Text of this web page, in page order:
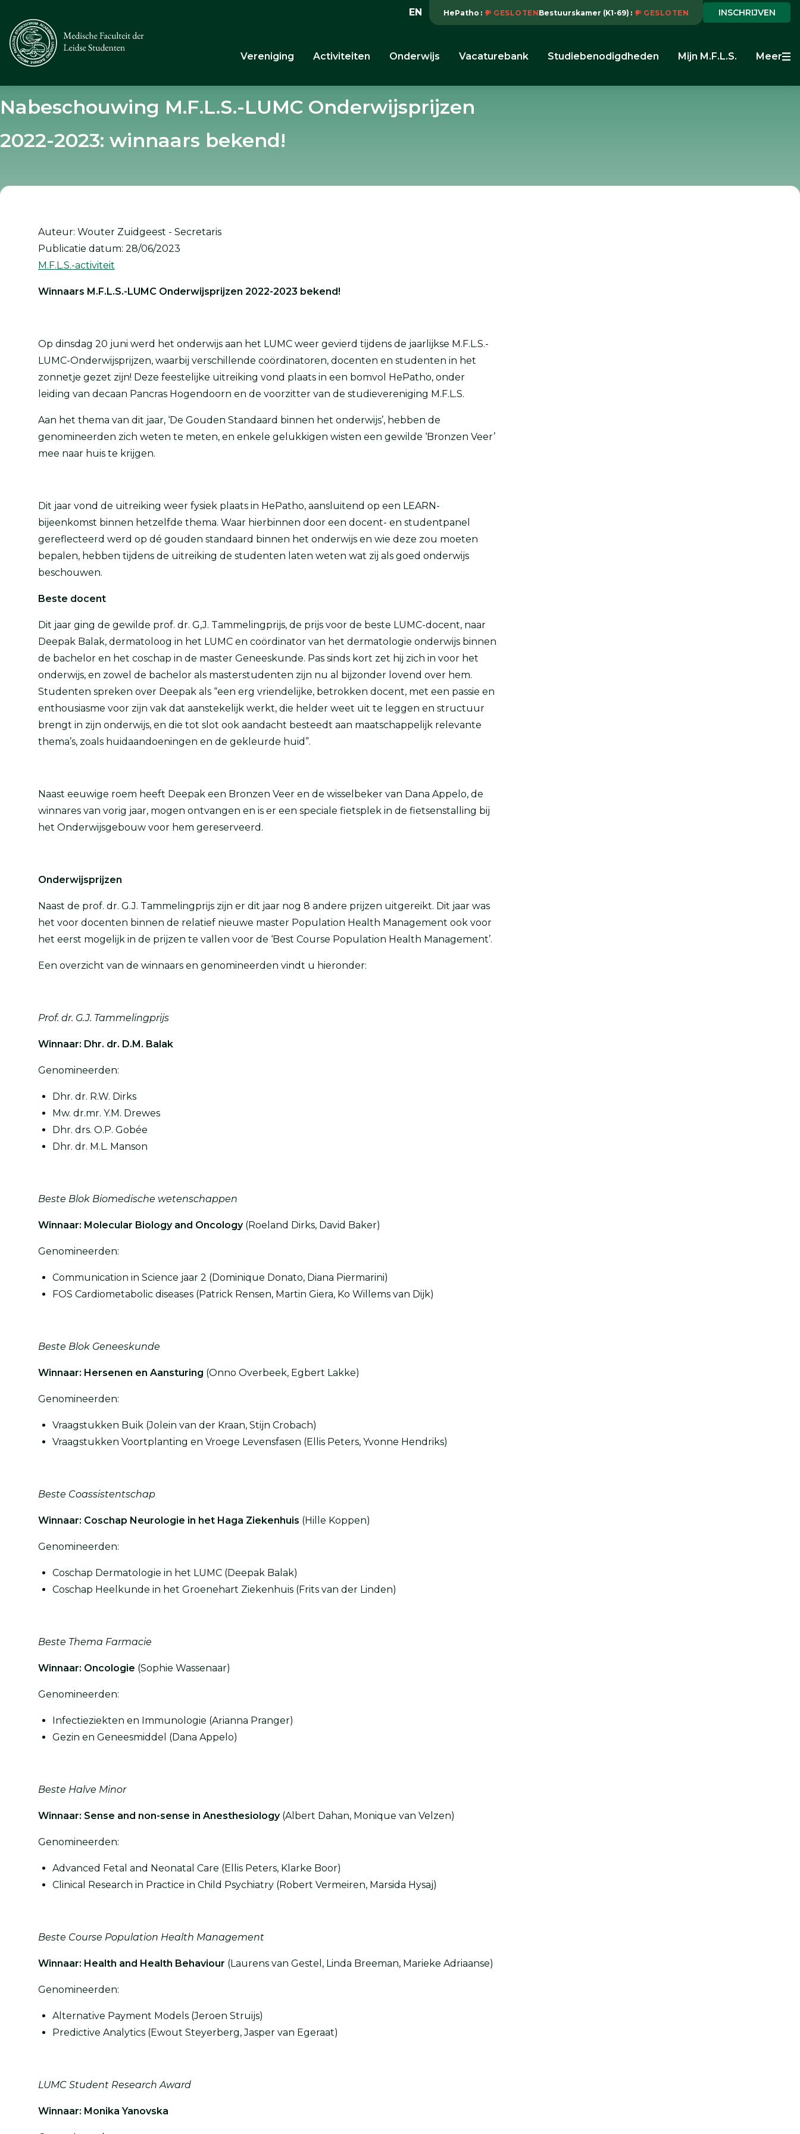
INSCHRIJVEN
HePatho GESLOTENBestuurskamer (K1-69) GESLOTEN
EN
Vereniging Activiteiten Onderwijs Vacaturebank Studiebenodigdheden Mijn M.F.L.S. Meer
Nabeschouwing M.F.L.S.-LUMC Onderwijsprijzen
2022-2023: winnaars bekend!
Auteur: Wouter Zuidgeest - Secretaris
Publicatie datum: 28/06/2023
M.F.L.S.-activiteit
Winnaars M.F.L.S.-LUMC Onderwijsprijzen 2022-2023 bekend!
Op dinsdag 20 juni werd het onderwijs aan het LUMC weer gevierd tijdens de jaarlijkse M.F.L.S.-
LUMC-Onderwijsprijzen, waarbij verschillende coördinatoren, docenten en studenten in het
zonnetje gezet zijn! Deze feestelijke uitreiking vond plaats in een bomvol HePatho, onder
leiding van decaan Pancras Hogendoorn en de voorzitter van de studievereniging M.F.L.S.
Aan het thema van dit jaar, ‘De Gouden Standaard binnen het onderwijs’, hebben de
genomineerden zich weten te meten, en enkele gelukkigen wisten een gewilde ‘Bronzen Veer’
mee naar huis te krijgen.
Dit jaar vond de uitreiking weer fysiek plaats in HePatho, aansluitend op een LEARN-
bijeenkomst binnen hetzelfde thema. Waar hierbinnen door een docent- en studentpanel
gereflecteerd werd op dé gouden standaard binnen het onderwijs en wie deze zou moeten
bepalen, hebben tijdens de uitreiking de studenten laten weten wat zij als goed onderwijs
beschouwen.
Beste docent
Dit jaar ging de gewilde prof. dr. G,J. Tammelingprijs, de prijs voor de beste LUMC-docent, naar
Deepak Balak, dermatoloog in het LUMC en coördinator van het dermatologie onderwijs binnen
de bachelor en het coschap in de master Geneeskunde. Pas sinds kort zet hij zich in voor het
onderwijs, en zowel de bachelor als masterstudenten zijn nu al bijzonder lovend over hem.
Studenten spreken over Deepak als “een erg vriendelijke, betrokken docent, met een passie en
enthousiasme voor zijn vak dat aanstekelijk werkt, die helder weet uit te leggen en structuur
brengt in zijn onderwijs, en die tot slot ook aandacht besteedt aan maatschappelijk relevante
thema’s, zoals huidaandoeningen en de gekleurde huid”.
Naast eeuwige roem heeft Deepak een Bronzen Veer en de wisselbeker van Dana Appelo, de
winnares van vorig jaar, mogen ontvangen en is er een speciale fietsplek in de fietsenstalling bij
het Onderwijsgebouw voor hem gereserveerd.
Onderwijsprijzen
Naast de prof. dr. G.J. Tammelingprijs zijn er dit jaar nog 8 andere prijzen uitgereikt. Dit jaar was
het voor docenten binnen de relatief nieuwe master Population Health Management ook voor
het eerst mogelijk in de prijzen te vallen voor de ‘Best Course Population Health Management’.
Een overzicht van de winnaars en genomineerden vindt u hieronder:
Prof. dr. G.J. Tammelingprijs
Winnaar: Dhr. dr. D.M. Balak
Genomineerden:
Dhr. dr. R.W. Dirks
Mw. dr.mr. Y.M. Drewes
Dhr. drs. O.P. Gobée
Dhr. dr. M.L. Manson
Beste Blok Biomedische wetenschappen
Winnaar: Molecular Biology and Oncology (Roeland Dirks, David Baker)
Genomineerden:
Communication in Science jaar 2 (Dominique Donato, Diana Piermarini)
FOS Cardiometabolic diseases (Patrick Rensen, Martin Giera, Ko Willems van Dijk)
Beste Blok Geneeskunde
Winnaar: Hersenen en Aansturing (Onno Overbeek, Egbert Lakke)
Genomineerden:
Vraagstukken Buik (Jolein van der Kraan, Stijn Crobach)
Vraagstukken Voortplanting en Vroege Levensfasen (Ellis Peters, Yvonne Hendriks)
Beste Coassistentschap
Winnaar: Coschap Neurologie in het Haga Ziekenhuis (Hille Koppen)
Genomineerden:
Coschap Dermatologie in het LUMC (Deepak Balak)
Coschap Heelkunde in het Groenehart Ziekenhuis (Frits van der Linden)
Beste Thema Farmacie
Winnaar: Oncologie (Sophie Wassenaar)
Genomineerden:
Infectieziekten en Immunologie (Arianna Pranger)
Gezin en Geneesmiddel (Dana Appelo)
Beste Halve Minor
Winnaar: Sense and non-sense in Anesthesiology (Albert Dahan, Monique van Velzen)
Genomineerden:
Advanced Fetal and Neonatal Care (Ellis Peters, Klarke Boor)
Clinical Research in Practice in Child Psychiatry (Robert Vermeiren, Marsida Hysaj)
Beste Course Population Health Management
Winnaar: Health and Health Behaviour (Laurens van Gestel, Linda Breeman, Marieke Adriaanse)
Genomineerden:
Alternative Payment Models (Jeroen Struijs)
Predictive Analytics (Ewout Steyerberg, Jasper van Egeraat)
LUMC Student Research Award
Winnaar: Monika Yanovska